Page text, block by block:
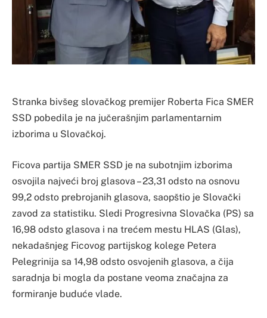
Stranka bivšeg slovačkog premijer Roberta Fica SMER
SSD pobedila je na jučerašnjim parlamentarnim
izborima u Slovačkoj.
Ficova partija SMER SSD je na subotnjim izborima
osvojila najveći broj glasova – 23,31 odsto na osnovu
99,2 odsto prebrojanih glasova, saopštio je Slovački
zavod za statistiku. Sledi Progresivna Slovačka (PS) sa
16,98 odsto glasova i na trećem mestu HLAS (Glas),
nekadašnjeg Ficovog partijskog kolege Petera
Pelegrinija sa 14,98 odsto osvojenih glasova, a čija
saradnja bi mogla da postane veoma značajna za
formiranje buduće vlade.